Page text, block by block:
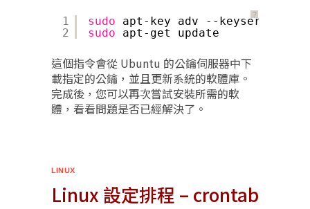
？
1
2
sudo
apt-key adv --keyserver
sudo
apt-get update
這個指令會從 Ubuntu 的公鑰伺服器中下
載指定的公鑰，並且更新系統的軟體庫。
完成後，您可以再次嘗試安裝所需的軟
體，看看問題是否已經解決了。
LINUX
Linux 設定排程 – crontab